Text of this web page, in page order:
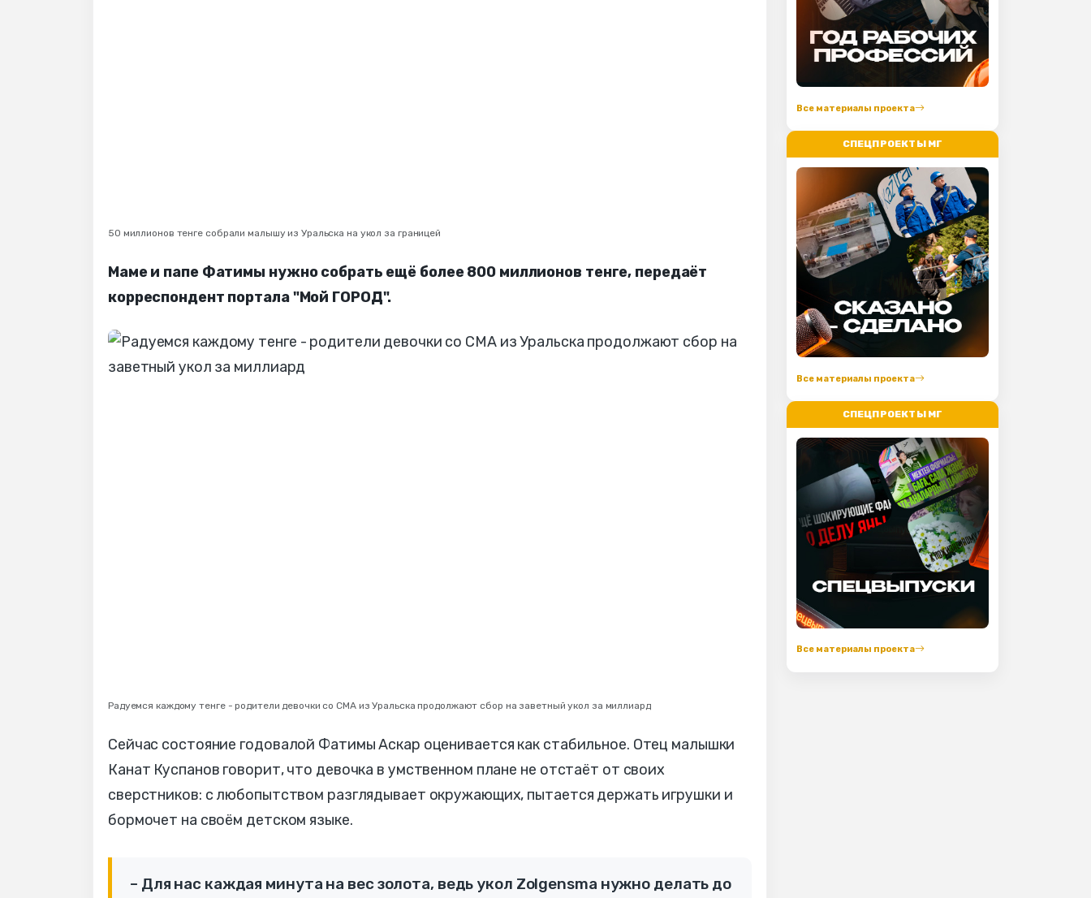
50 миллионов тенге собрали малышу из Уральска на укол за границей
Маме и папе Фатимы нужно собрать ещё более 800 миллионов тенге, передаёт
корреспондент портала "Мой ГОРОД".
Радуемся каждому тенге - родители девочки со СМА из Уральска продолжают сбор на заветный укол за миллиард
Сейчас состояние годовалой Фатимы Аскар оценивается как стабильное. Отец малышки
Канат Куспанов говорит, что девочка в умственном плане не отстаёт от своих
сверстников: с любопытством разглядывает окружающих, пытается держать игрушки и
бормочет на своём детском языке.
– Для нас каждая минута на вес золота, ведь укол Zolgensma нужно делать до
Все материалы проекта
СПЕЦПРОЕКТЫ МГ
Все материалы проекта
СПЕЦПРОЕКТЫ МГ
Все материалы проекта